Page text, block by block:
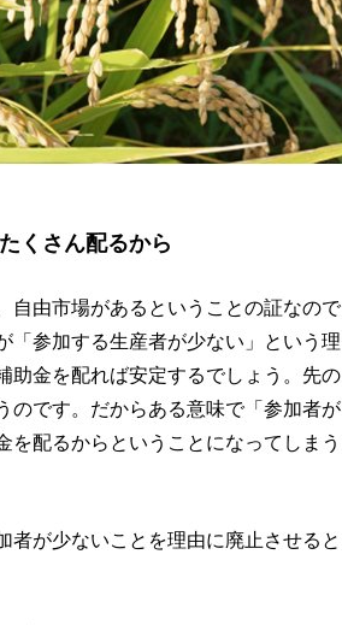
くさん配るから
自由市場があるということの証なので
「参加する生産者が少ない」という理
助金を配れば安定するでしょう。先の
のです。だからある意味で「参加者が
配るからということになってしまう
者が少ないことを理由に廃止させると